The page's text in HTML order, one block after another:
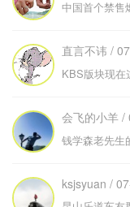
中国首个禁售
直言不讳 /
KBS版块现在
会飞的小羊 /
钱学森老先生
ksjsyuan /